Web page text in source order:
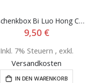
Geschenkbox Bi Luo Hong Cha
9,50 €
Inkl. 7% Steuern , exkl.
Versandkosten
IN DEN WARENKORB